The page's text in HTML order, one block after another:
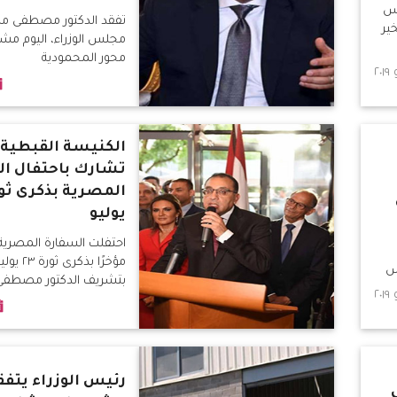
تفقد الدكتور مصطفى
مجلس الوزراء، اليوم
محور المحمودية
الكنيسة القبطية
تشارك باحتفال
يوليو
احتفلت السفارة
مؤخرًا
بتشريف الدكتور
رئيس مجلس الوزراء،
للتصنيع.
رئيس الوزراء